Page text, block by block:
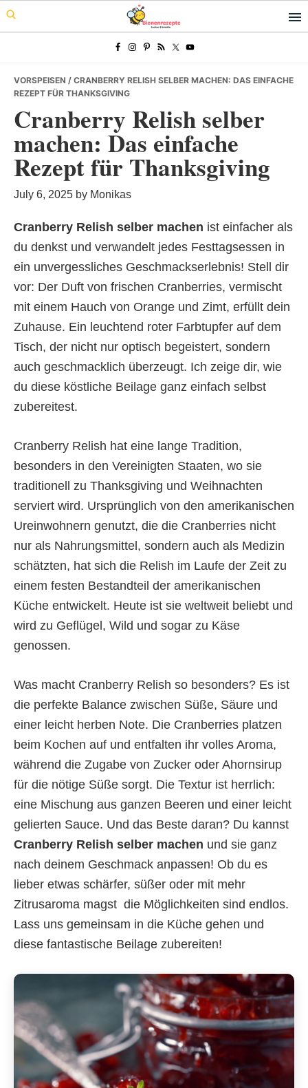
Skip
to
Skip
to
Skip
to
VORSPEISEN / CRANBERRY RELISH SELBER MACHEN: DAS EINFACHE
REZEPT FÜR THANKSGIVING
Cranberry Relish selber
machen: Das einfache
Rezept für Thanksgiving
July 6, 2025 by Monikas
Cranberry Relish selber machen ist einfacher als
du denkst und verwandelt jedes Festtagsessen in
ein unvergessliches Geschmackserlebnis! Stell dir
vor: Der Duft von frischen Cranberries, vermischt
mit einem Hauch von Orange und Zimt, erfüllt dein
Zuhause. Ein leuchtend roter Farbtupfer auf dem
Tisch, der nicht nur optisch begeistert, sondern
auch geschmacklich überzeugt. Ich zeige dir, wie
du diese köstliche Beilage ganz einfach selbst
zubereitest.
Cranberry Relish hat eine lange Tradition,
besonders in den Vereinigten Staaten, wo sie
traditionell zu Thanksgiving und Weihnachten
serviert wird. Ursprünglich von den amerikanischen
Ureinwohnern genutzt, die die Cranberries nicht
nur als Nahrungsmittel, sondern auch als Medizin
schätzten, hat sich die Relish im Laufe der Zeit zu
einem festen Bestandteil der amerikanischen
Küche entwickelt. Heute ist sie weltweit beliebt und
wird zu Geflügel, Wild und sogar zu Käse
genossen.
Was macht Cranberry Relish so besonders? Es ist
die perfekte Balance zwischen Süße, Säure und
einer leicht herben Note. Die Cranberries platzen
beim Kochen auf und entfalten ihr volles Aroma,
während die Zugabe von Zucker oder Ahornsirup
für die nötige Süße sorgt. Die Textur ist herrlich:
eine Mischung aus ganzen Beeren und einer leicht
gelierten Sauce. Und das Beste daran? Du kannst
Cranberry Relish selber machen und sie ganz
nach deinem Geschmack anpassen! Ob du es
lieber etwas schärfer, süßer oder mit mehr
Zitrusaroma magst  die Möglichkeiten sind endlos.
Lass uns gemeinsam in die Küche gehen und
diese fantastische Beilage zubereiten!